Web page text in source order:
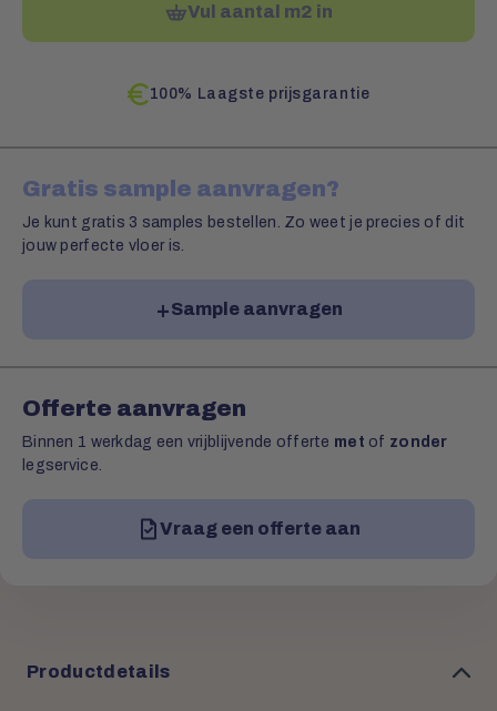
Vul aantal m2 in
100% Laagste prijsgarantie
Gratis sample aanvragen?
Je kunt gratis 3 samples bestellen. Zo weet je precies of dit
jouw perfecte vloer is.
Sample aanvragen
Offerte aanvragen
Binnen 1 werkdag een vrijblijvende offerte met of zonder
legservice.
Vraag een offerte aan
Productdetails